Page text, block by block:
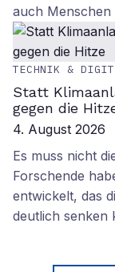
auch Menschen
TECHNIK &
Statt
gegen die
4. August 2026
Es muss nicht
Forschende
entwickelt, das
deutlich senken